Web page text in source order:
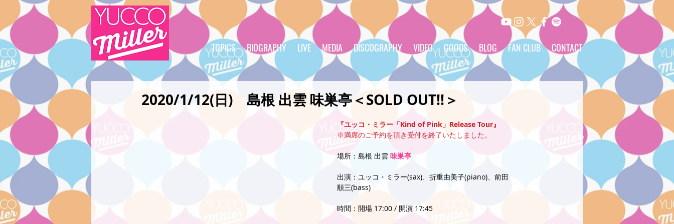
TOPICS BIOGRAPHY LIVE MEDIA DISCOGRAPHY VIDEO GOODS BLOG FAN CLUB CONTACT
2020/1/12(日) 島根 出雲 味巣亭＜SOLD OUT!!＞
『ユッコ・ミラー「Kind of Pink」Release Tour』
※満席のご予約を頂き受付を終了いたしました。
場所：島根 出雲 味巣亭
出演：ユッコ・ミラー(sax)、折重由美子(piano)、前田
順三(bass)
時間：開場 17:00 / 開演 17:45